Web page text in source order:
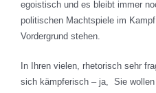
egoistisch und es bleibt immer
politischen Machtspiele im
Vordergrund stehen.
In Ihren vielen, rhetorisch sehr
sich kämpferisch – ja, Sie